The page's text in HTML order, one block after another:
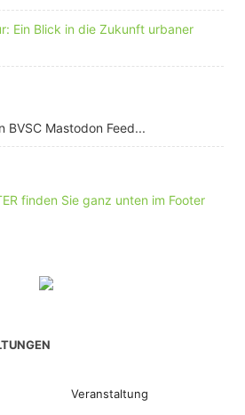
Ein Blick in die Zukunft urbaner
BVSC Mastodon Feed...
finden Sie ganz unten im Footer
Veranstaltung